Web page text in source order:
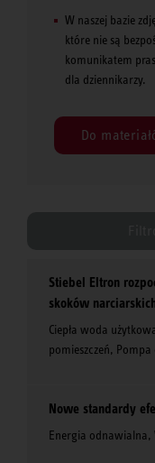
W naszej bazie
które nie są
komunikatem
dla dziennikarzy.
Do
Stiebel Eltron
skoków narciarskich
Ciepła woda
pomieszczeń,
Nowe standardy
Energia odnawialna,